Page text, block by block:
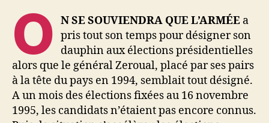
O N SE SOUVIENDRA QUE L’ARMÉE a
pris tout son temps pour désigner son
dauphin aux élections présidentielles
alors que le général Zeroual, placé par ses pairs
à la tête du pays en 1994, semblait tout désigné.
A un mois des élections fixées au 16 novembre
1995, les candidats n’étaient pas encore connus.